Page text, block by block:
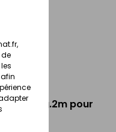
pvc long.2m pour